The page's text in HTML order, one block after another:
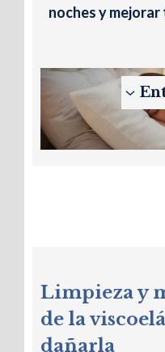
noches y
de
Limpieza y
de la
dañarla